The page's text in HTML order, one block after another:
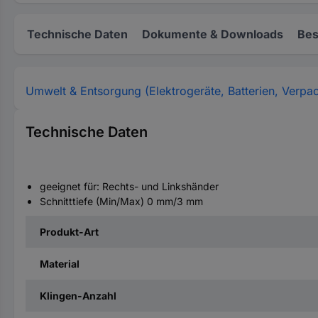
Technische Daten Dokumente & Downloads
Umwelt & Entsorgung (Elektrogeräte, Batterien,
Technische Daten
geeignet für: Rechts- und Linkshänder
Schnitttiefe (Min/Max) 0 mm/3 mm
Produkt-Art
Material
Klingen-Anzahl